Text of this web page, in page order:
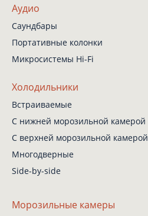
Аудио
Саундбары
Портативные колонки
Микросистемы Hi-Fi
Холодильники
Встраиваемые
С нижней морозильной камерой
С верхней морозильной камерой
Многодверные
Side-by-side
Морозильные камеры